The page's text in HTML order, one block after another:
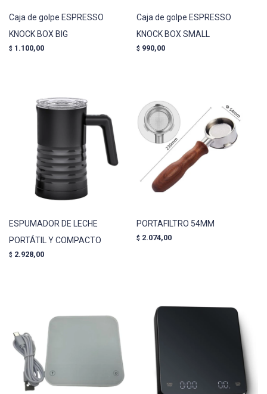
Caja de golpe ESPRESSO
KNOCK BOX BIG
$ 1.100,00
Caja de golpe ESPRESSO
KNOCK BOX SMALL
$ 990,00
ESPUMADOR DE LECHE
PORTÁTIL Y COMPACTO
$ 2.928,00
PORTAFILTRO 54MM
$ 2.074,00